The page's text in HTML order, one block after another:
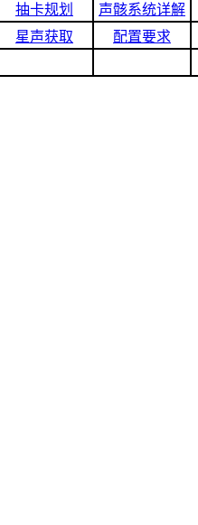
抽卡规划 声骸系统详解
星声获取
配置要求